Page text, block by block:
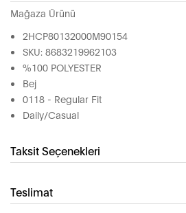
Mağaza Ürünü
2HCP80132000M90154
SKU: 8683219962103
%100 POLYESTER
Bej
0118 - Regular Fit
Daily/Casual
Taksit Seçenekleri
Teslimat